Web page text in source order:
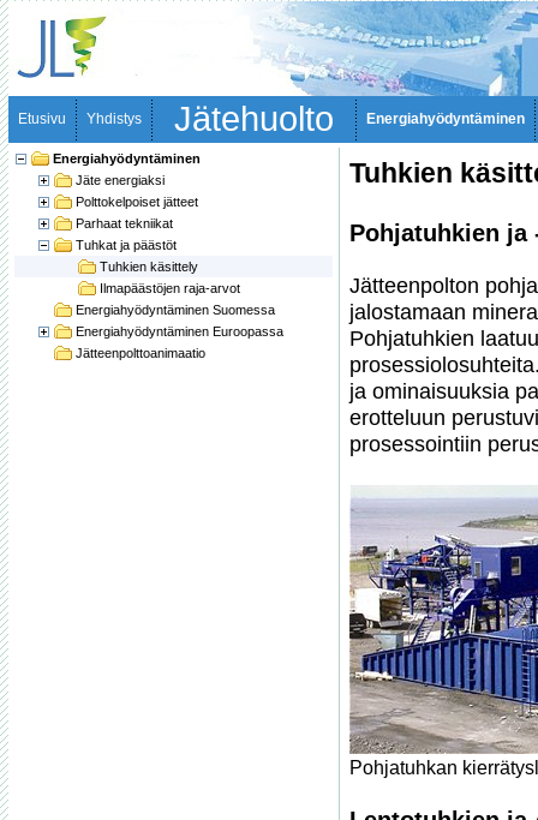
Etusivu Yhdistys Jätehuolto Energiahyödyntäminen
Energiahyödyntäminen
Jäte energiaksi
Polttokelpoiset jätteet
Parhaat tekniikat
Tuhkat ja päästöt
Tuhkien käsittely
Ilmapäästöjen raja-arvot
Energiahyödyntäminen Suomessa
Energiahyödyntäminen Euroopassa
Jätteenpolttoanimaatio
Tuhkien
Pohjatuhkien ja
Jätteenpolton
jalostamaan
Pohjatuhkien
ja ominaisuuksia
erotteluun
prosessointiin
Pohjatuhkan